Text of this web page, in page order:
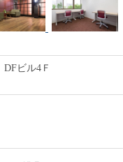
ビル4Ｆ